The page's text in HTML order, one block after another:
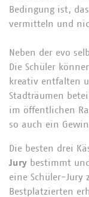
Bedingung ist,
vermitteln und
Neben der evo
Die Schüler
kreativ entfalten
Stadträumen
im öffentlichen
so auch ein
Die besten drei
Jury bestimmt
eine Schüler-Jury
Bestplatzierten